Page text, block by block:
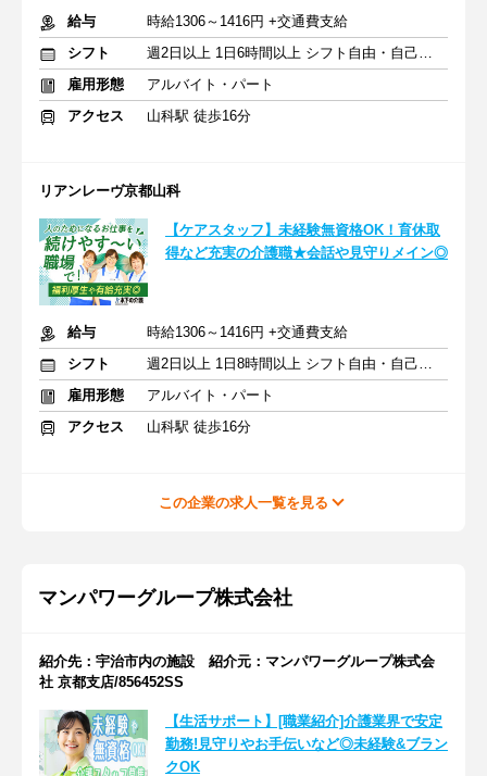
給与
時給1306～1416円 +交通費支給
シフト
週2日以上 1日6時間以上 シフト自由・自己申告
雇用形態
アルバイト・パート
アクセス
山科駅 徒歩16分
リアンレーヴ京都山科
【ケアスタッフ】未経験無資格OK！育休取
得など充実の介護職★会話や見守りメイン◎
給与
時給1306～1416円 +交通費支給
シフト
週2日以上 1日8時間以上 シフト自由・自己申告
雇用形態
アルバイト・パート
アクセス
山科駅 徒歩16分
この企業の求人一覧を見る
マンパワーグループ株式会社
紹介先：宇治市内の施設 紹介元：マンパワーグループ株式会
社 京都支店/856452SS
【生活サポート】[職業紹介]介護業界で安定
勤務!見守りやお手伝いなど◎未経験&ブラン
クOK